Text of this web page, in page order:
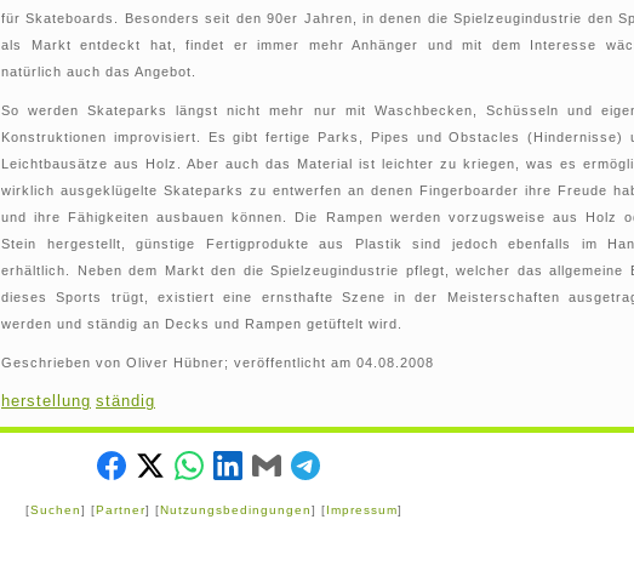
für Skateboards. Besonders seit den 90er Jahren, in denen die Spielzeugindustrie den
als Markt entdeckt hat, findet er immer mehr Anhänger und mit dem Interesse
natürlich auch das Angebot.
So werden Skateparks längst nicht mehr nur mit Waschbecken, Schüsseln und
Konstruktionen improvisiert. Es gibt fertige Parks, Pipes und Obstacles (Hindernisse)
Leichtbausätze aus Holz. Aber auch das Material ist leichter zu kriegen, was es
wirklich ausgeklügelte Skateparks zu entwerfen an denen Fingerboarder ihre Freude
und ihre Fähigkeiten ausbauen können. Die Rampen werden vorzugsweise aus Holz
Stein hergestellt, günstige Fertigprodukte aus Plastik sind jedoch ebenfalls im
erhältlich. Neben dem Markt den die Spielzeugindustrie pflegt, welcher das allgemeine
dieses Sports trügt, existiert eine ernsthafte Szene in der Meisterschaften
werden und ständig an Decks und Rampen getüftelt wird.
Geschrieben von Oliver Hübner; veröffentlicht am 04.08.2008
herstellung ständig
[Suchen] [Partner] [Nutzungsbedingungen] [Impressum]